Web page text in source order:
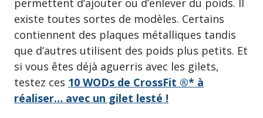
existe toutes sortes de modèles. Certains
contiennent des plaques métalliques tandis
que d’autres utilisent des poids plus petits. Et
si vous êtes déjà aguerris avec les gilets,
testez ces 10 WODs de CrossFit ®* à
réaliser… avec un gilet lesté !